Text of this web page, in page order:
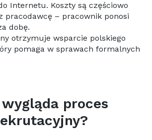
Internetu. Koszty są częściowo
pracodawcę – pracownik ponosi
dobę.
otrzymuje wsparcie polskiego
pomaga w sprawach formalnych
proces